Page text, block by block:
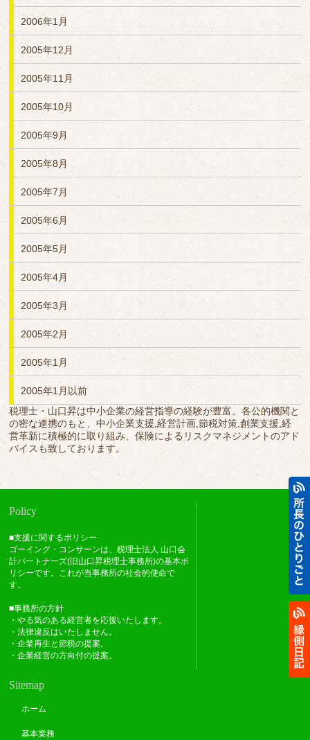
2006年1月
2005年12月
2005年11月
2005年10月
2005年9月
2005年8月
2005年7月
2005年6月
2005年5月
2005年4月
2005年3月
2005年2月
2005年1月
2005年1月以前
税理士・山口昇は中小企業の経営指導の経験が豊富。各公的機関と
の密な連携のもと、中小企業支援,経営計画,節税対策,創業支援,経
営革新に積極的に取り組み、保険によるリスクマネジメントのアド
バイスも致しております。
Policy
■支援に関するポリシー
ゴーイング・コンサーンは、税理士法人 山口会
計パートナーズ(旧山口昇税理士事務所)の基本ポ
リシーです。これが当事務所の社会的使命で
す。
■事務所の方針
・やる気のある経営者を応援いたします。
・法律違反はいたしません。
・企業再生と節税の提案。
・企業経営の方向付の提案。
Sitemap
ホーム
基本業務